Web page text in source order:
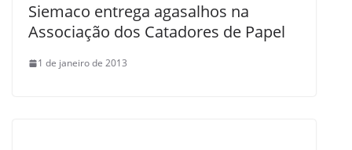
Siemaco entrega agasalhos na
Associação dos Catadores de Papel
1 de janeiro de 2013